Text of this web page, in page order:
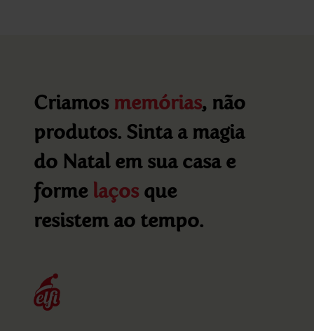
Criamos memórias, não
produtos. Sinta a magia
do Natal em sua casa e
forme laçosque
resistem ao tempo.